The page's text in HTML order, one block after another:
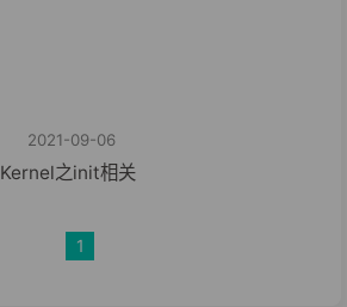
2021-09-06
Kernel之init相关
1